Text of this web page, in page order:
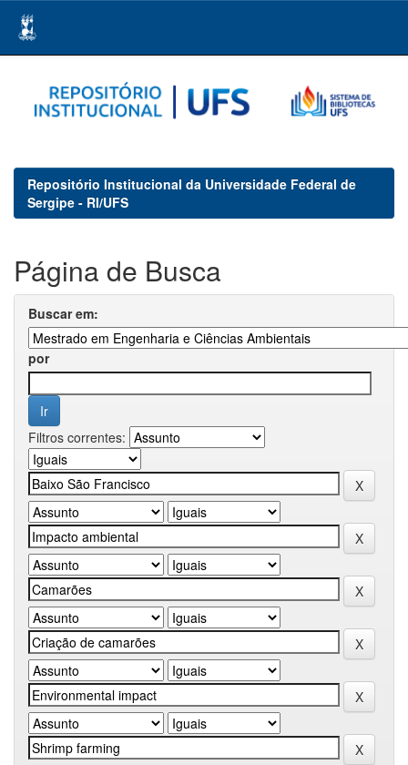
navigation
Repositório Institucional da Universidade Federal de
Sergipe - RI/UFS
Página de Busca
Buscar em:
por
Filtros correntes: